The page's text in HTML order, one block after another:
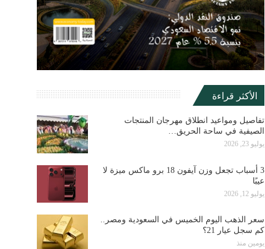
الأكثر قراءة
تفاصيل ومواعيد انطلاق مهرجان المنتجات
الصيفية في ساحة الحريق…
يوليو 23, 2026
3 أسباب تجعل وزن آيفون 18 برو ماكس ميزة لا
عيبًا
يوليو 12, 2026
سعر الذهب اليوم الخميس في السعودية ومصر..
كم سجل عيار 21؟
يومين منذ